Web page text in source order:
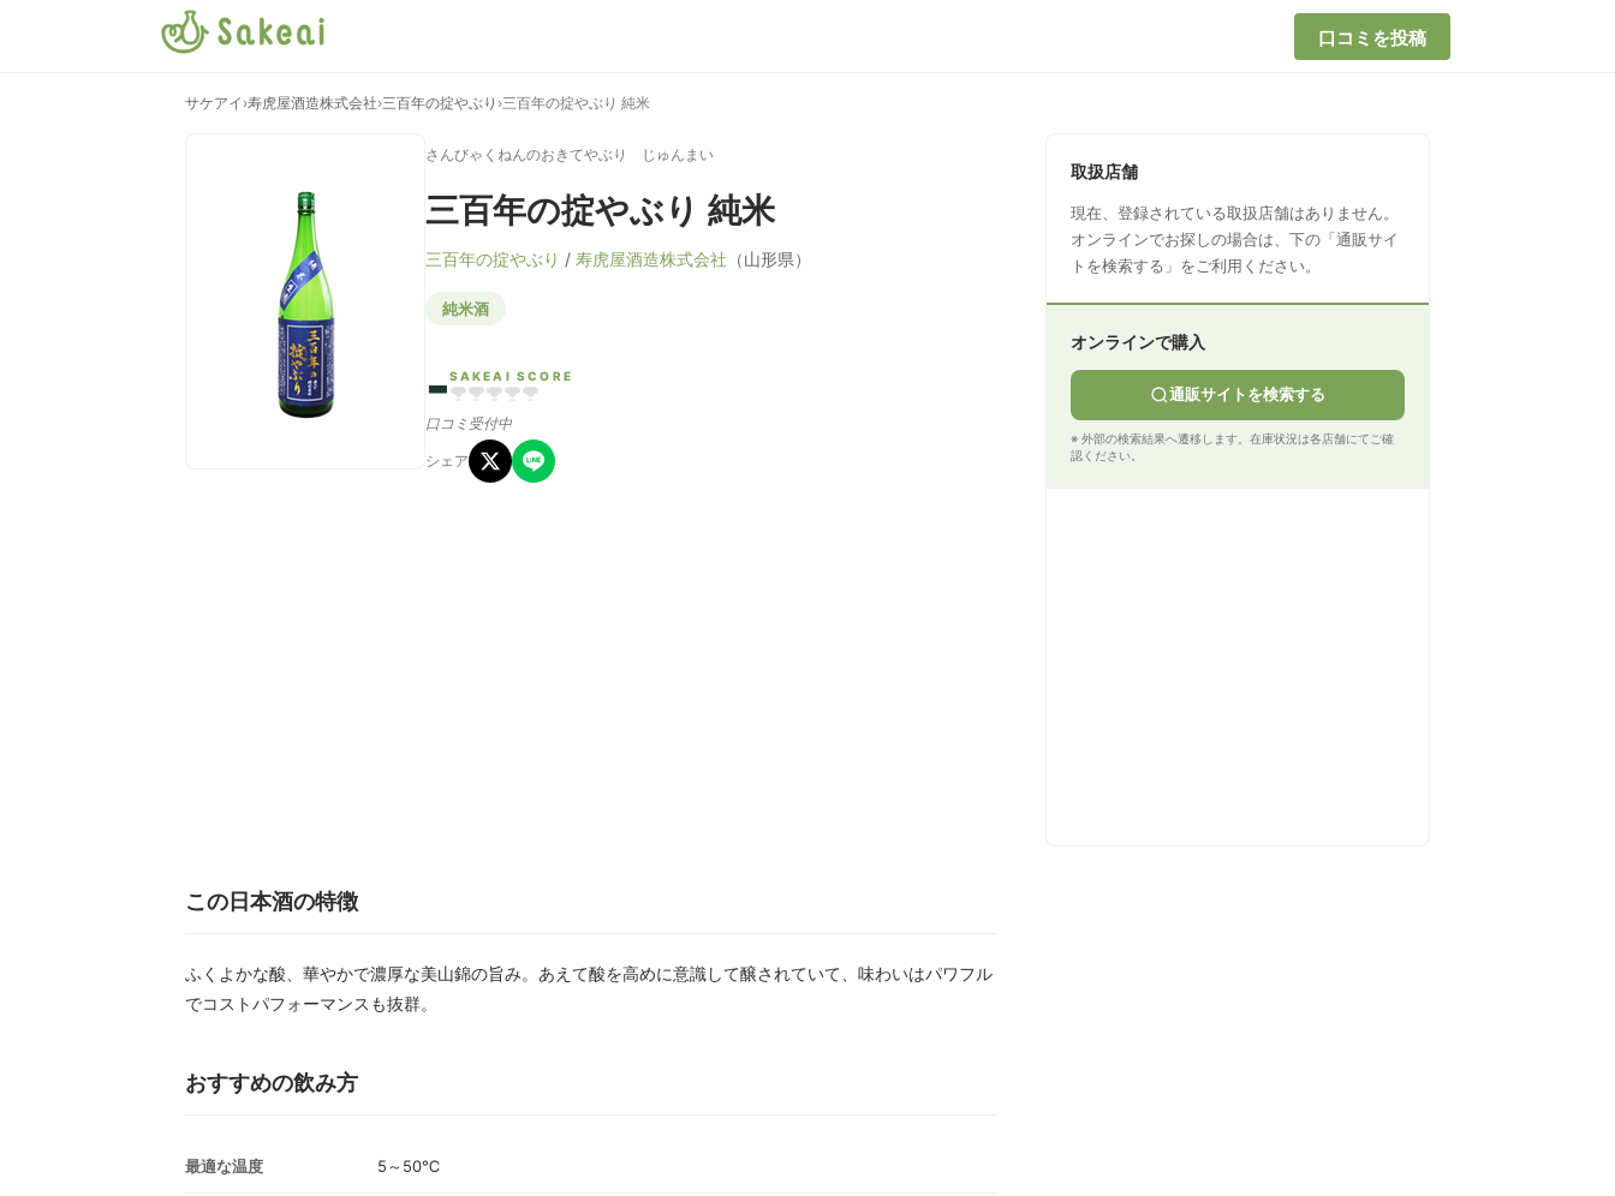
口コミを投稿
サケアイ ›寿虎屋酒造株式会社›三百年の掟やぶり ›三百年の掟やぶり 純米
さんびゃくねんのおきてやぶり じゅんまい
三百年の掟やぶり 純米
三百年の掟やぶり / 寿虎屋酒造株式会社 （山形県）
純米酒
-SAKEAI SCORE
口コミ受付中
シェア
取扱店舗
現在、登録されている取扱店舗はありません。
オンラインでお探しの場合は、下の「通販サイ
トを検索する」をご利用ください。
オンラインで購入
通販サイトを検索する
※ 外部の検索結果へ遷移します。在庫状況は各店舗にてご確
認ください。
この日本酒の特徴
ふくよかな酸、華やかで濃厚な美山錦の旨み。あえて酸を高めに意識して醸されていて、味わいはパワフル
でコストパフォーマンスも抜群。
おすすめの飲み方
最適な温度 5～50℃